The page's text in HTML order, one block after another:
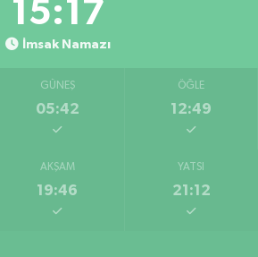
15:17
İmsak Namazı
GÜNEŞ
05:42
ÖĞLE
12:49
AKŞAM
19:46
YATSI
21:12